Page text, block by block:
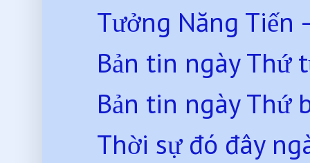
Tưởng Năng Tiến
Bản tin ngày Thứ
Bản tin ngày Thứ
Thời sự đó đây